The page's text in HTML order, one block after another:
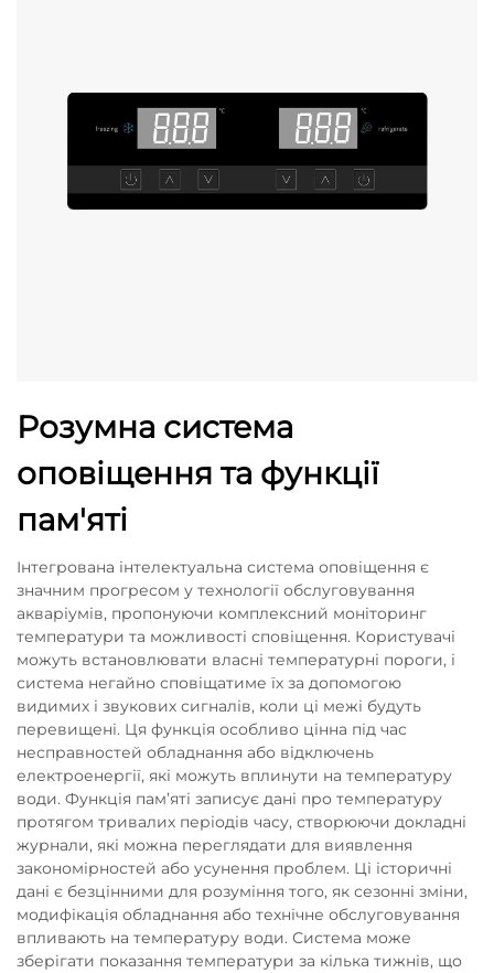
Розумна система
оповіщення та функції
пам'яті
Інтегрована інтелектуальна система оповіщення є
значним прогресом у технології обслуговування
акваріумів, пропонуючи комплексний моніторинг
температури та можливості сповіщення. Користувачі
можуть встановлювати власні температурні пороги, і
система негайно сповіщатиме їх за допомогою
видимих і звукових сигналів, коли ці межі будуть
перевищені. Ця функція особливо цінна під час
несправностей обладнання або відключень
електроенергії, які можуть вплинути на температуру
води. Функція пам’яті записує дані про температуру
протягом тривалих періодів часу, створюючи докладні
журнали, які можна переглядати для виявлення
закономірностей або усунення проблем. Ці історичні
дані є безцінними для розуміння того, як сезонні зміни,
модифікація обладнання або технічне обслуговування
впливають на температуру води. Система може
зберігати показання температури за кілька тижнів, що